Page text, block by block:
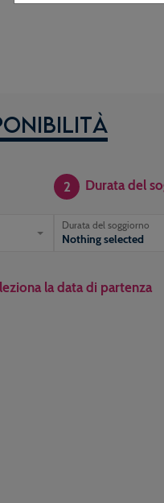
2 Durata del
Durata del soggiorno
Nothing selected
la data di partenza